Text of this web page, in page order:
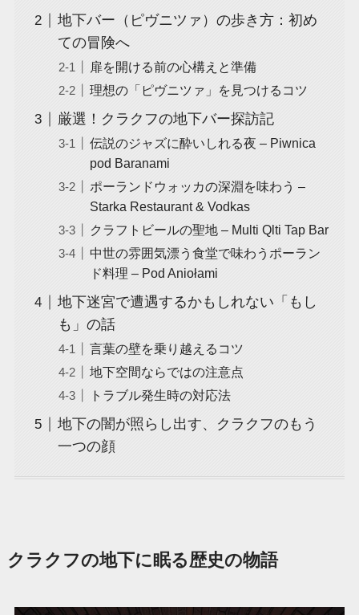
地下バー（ピヴニツァ）の歩き方：初め
ての冒険へ
扉を開ける前の心構えと準備
理想の「ピヴニツァ」を見つけるコツ
厳選！クラクフの地下バー探訪記
伝説のジャズに酔いしれる夜 – Piwnica
pod Baranami
ポーランドウォッカの深淵を味わう –
Starka Restaurant & Vodkas
クラフトビールの聖地 – Multi Qlti Tap Bar
中世の雰囲気漂う食堂で味わうポーラン
ド料理 – Pod Aniołami
地下迷宮で遭遇するかもしれない「もし
も」の話
言葉の壁を乗り越えるコツ
地下空間ならではの注意点
トラブル発生時の対応法
地下の闇が照らし出す、クラクフのもう
一つの顔
クラクフの地下に眠る歴史の物語